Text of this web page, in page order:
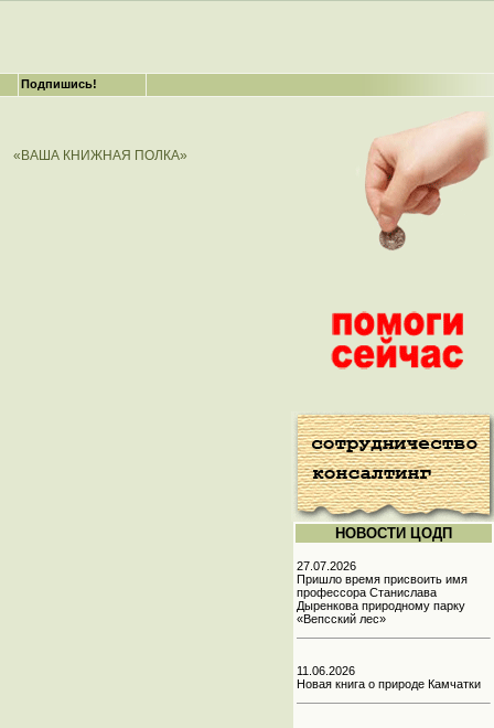
«ВАША КНИЖНАЯ ПОЛКА»
НОВОСТИ ЦОДП
27.07.2026
Пришло время присвоить имя
профессора Станислава
Дыренкова природному парку
«Вепсский лес»
11.06.2026
Новая книга о природе Камчатки
Подпишись!